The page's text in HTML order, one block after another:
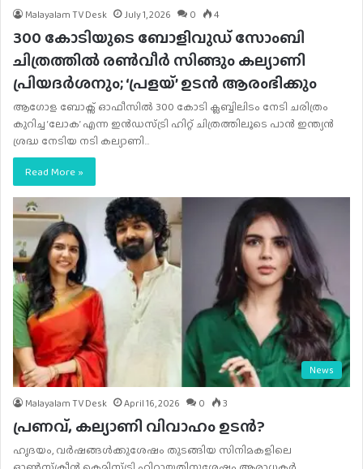
Malayalam TV Desk July 1, 2026 0 4
300 കോടിയുടെ ബോളിവുഡ് സോംബി
ചിത്രത്തിൽ രൺവീർ സിങ്ങും കല്യാണി
പ്രിയദർശനും; ‘പ്രളയ്’ ഉടൻ ആരംഭിക്കും
ആഗോള ബോക്സ് ഓഫീസിൽ 300 കോടി ക്ലബ്ബിലിടം നേടി ചരിത്രം
കുറിച്ച ‘ലോക’ എന്ന ഇൻഡസ്ട്രി ഹിറ്റ് ചിത്രത്തിലൂടെ പാൻ ഇന്ത്യൻ
ശ്രദ്ധ നേടിയ നടി കല്യാണി…
Read More »
News
Malayalam TV Desk April 16, 2026 0 3
പ്രണവ്, കല്യാണി വിവാഹം ഉടൻ?
ഹൃദയം, വർഷങ്ങൾക്കുശേഷം തുടങ്ങിയ സിനിമകളിലെ